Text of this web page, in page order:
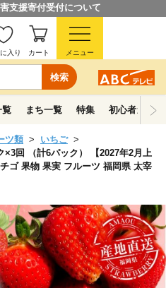
支援寄付受付について
検索
入り カート メニュー
覧 まち一覧 特集 初心者ガイド
ツ類
いちご
×3回 （計6パック） 【2027年2月上
ゴ 果物 果実 フルーツ 福岡県 太宰